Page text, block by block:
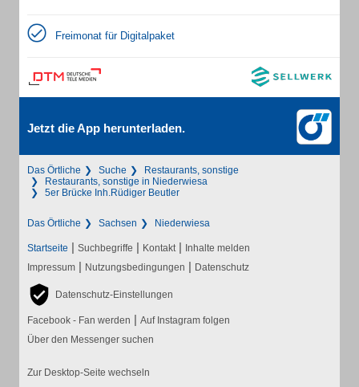
Freimonat für Digitalpaket
Jetzt die App herunterladen.
Das Örtliche Suche
Restaurants, sonstige
Restaurants, sonstige in Niederwiesa
5er Brücke Inh.Rüdiger Beutler
Das Örtliche Sachsen Niederwiesa
Startseite | Suchbegriffe | Kontakt | Inhalte melden
Impressum | Nutzungsbedingungen | Datenschutz
Datenschutz-Einstellungen
Facebook - Fan werden | Auf Instagram folgen
Über den Messenger suchen
Zur Desktop-Seite wechseln